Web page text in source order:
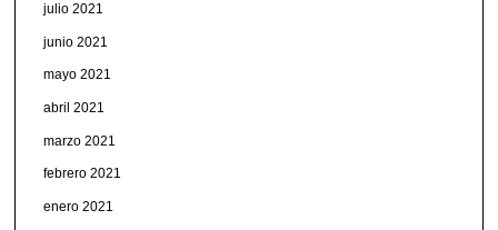
julio 2021
junio 2021
mayo 2021
abril 2021
marzo 2021
febrero 2021
enero 2021